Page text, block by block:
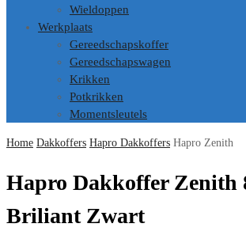
Wieldoppen
Werkplaats
Gereedschapskoffer
Gereedschapswagen
Krikken
Potkrikken
Momentsleutels
Home Dakkoffers Hapro Dakkoffers Hapro Zenith
Hapro Dakkoffer Zenith
Briliant Zwart